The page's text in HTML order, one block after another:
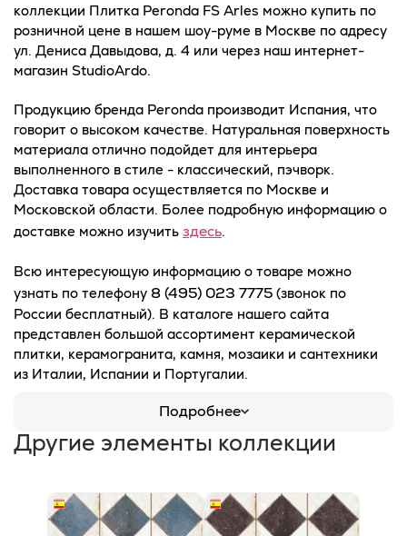
коллекции Плитка Peronda FS Arles можно купить по
розничной цене в нашем шоу-руме в Москве по адресу
ул. Дениса Давыдова, д. 4 или через наш интернет-
магазин StudioArdo.
Продукцию бренда Peronda производит Испания, что
говорит о высоком качестве. Натуральная поверхность
материала отлично подойдет для интерьера
выполненного в стиле - классический, пэчворк.
Доставка товара осуществляется по Москве и
Московской области. Более подробную информацию о
доставке можно изучить здесь.
Всю интересующую информацию о товаре можно
узнать по телефону 8 (495) 023 7775 (звонок по
России бесплатный). В каталоге нашего сайта
представлен большой ассортимент керамической
плитки, керамогранита, камня, мозаики и сантехники
из Италии, Испании и Португалии.
Подробнее
Другие элементы коллекции